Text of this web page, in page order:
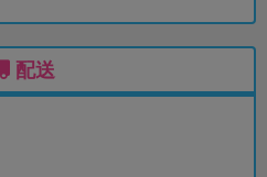
配送